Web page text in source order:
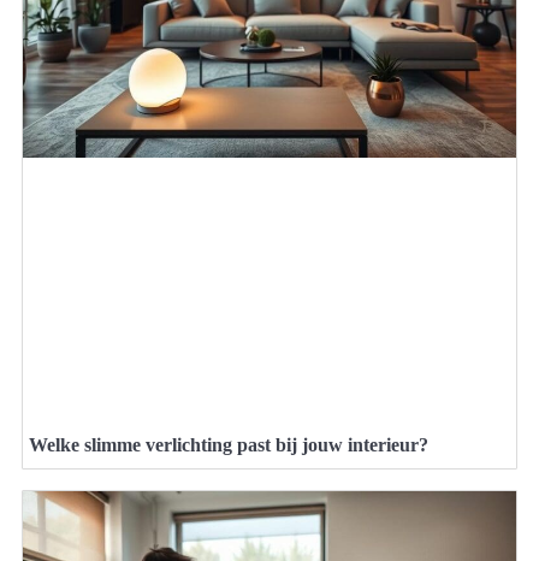
Welke slimme verlichting past bij jouw interieur?